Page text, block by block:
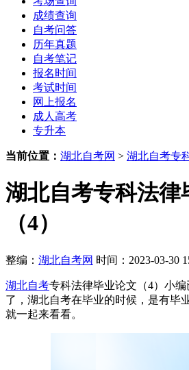
成绩查询
自考问答
历年真题
自考笔记
报名时间
考试时间
网上报名
成人高考
专升本
当前位置： 湖北自考网 > 湖北自考专
湖北自考专科法律
（4）
整编： 湖北自考网 时间：2023-03-30
湖北自考专科法律毕业论文（4）小
了，湖北自考在毕业的时候，是有毕
就一起来看看。